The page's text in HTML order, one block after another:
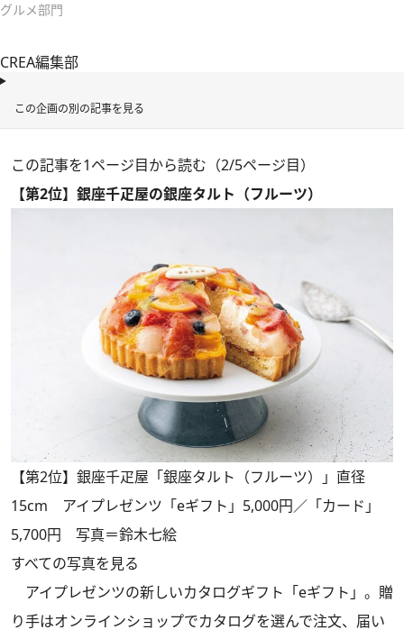
グルメ部門
CREA編集部
この企画の別の記事を見る
この記事を1ページ目から読む（2/5ページ目）
【第2位】銀座千疋屋の銀座タルト（フルーツ）
【第2位】銀座千疋屋「銀座タルト（フルーツ）」直径
15cm アイプレゼンツ「eギフト」5,000円／「カード」
5,700円 写真＝鈴木七絵
すべての写真を見る
アイプレゼンツの新しいカタログギフト「eギフト」。贈
り手はオンラインショップでカタログを選んで注文、届い